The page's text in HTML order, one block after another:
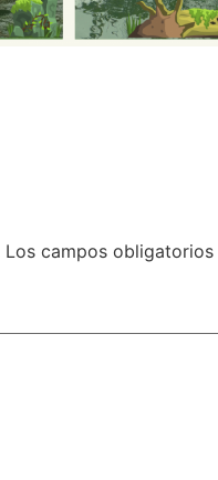
Los campos